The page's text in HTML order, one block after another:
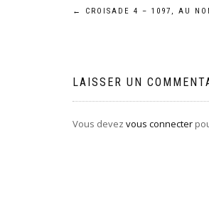
Navigation
l’article
← CROISADE 4 – 1097, AU
LAISSER UN
Vous devez vous connecter